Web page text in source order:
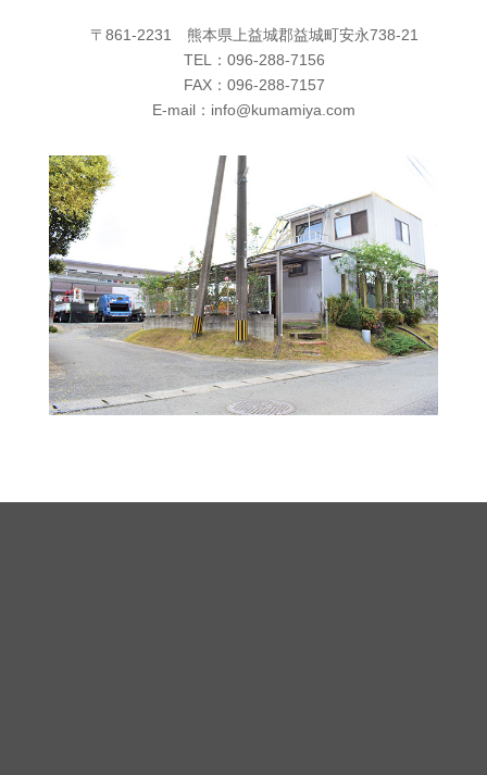
〒861-2231 熊本県上益城郡益城町安永738-21
TEL：096-288-7156
FAX：096-288-7157
E-mail：info@kumamiya.com